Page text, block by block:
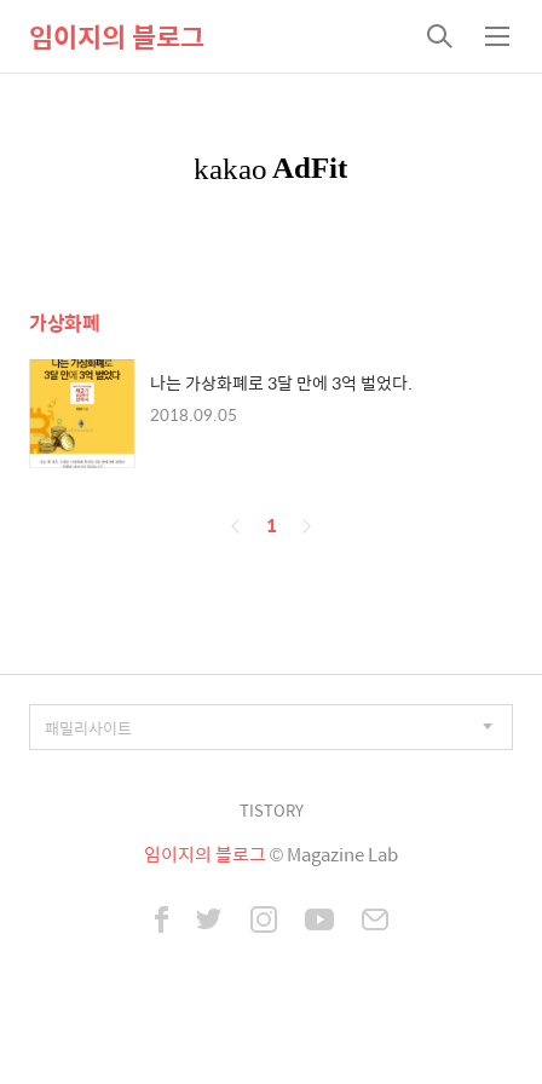
임이지의 블로그
검
색
메
뉴
가상화폐
나는 가상화폐로 3달 만에 3억 벌었다.
2018.09.05
페
1
TISTORY
임이지의 블로그© Magazine Lab